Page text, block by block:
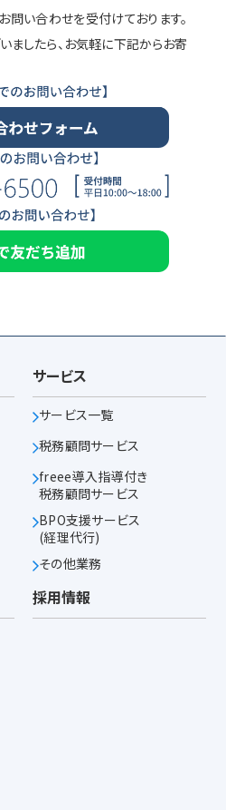
い合わせを受付けております。
ましたら、お気軽に下記からお寄
サービス
サービス一覧
税務顧問サービス
freee導入指導付き
税務顧問サービス
BPO支援サービス
(経理代行)
その他業務
採用情報